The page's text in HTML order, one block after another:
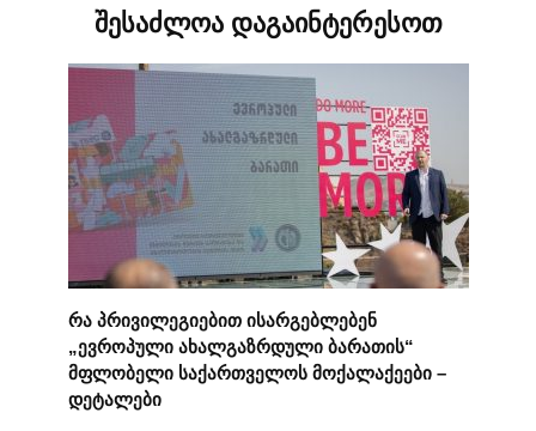
შესაძლოა დაგაინტერესოთ
რა პრივილეგიებით ისარგებლებენ
„ევროპული ახალგაზრდული ბარათის“
მფლობელი საქართველოს მოქალაქეები –
დეტალები